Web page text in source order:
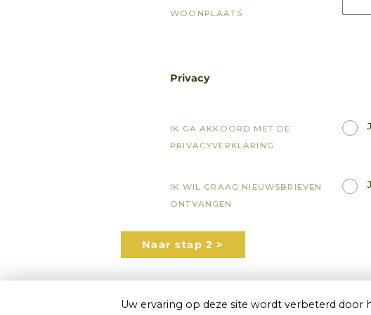
Uw ervaring op deze site wordt verbeterd door
WOONPLAATS
Privacy
IK GA AKKOORD MET DE
PRIVACYVERKLARING
IK WIL GRAAG NIEUWSBRIEVEN
ONTVANGEN
Naar stap 2 >